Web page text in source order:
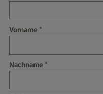
Vorname
Nachname